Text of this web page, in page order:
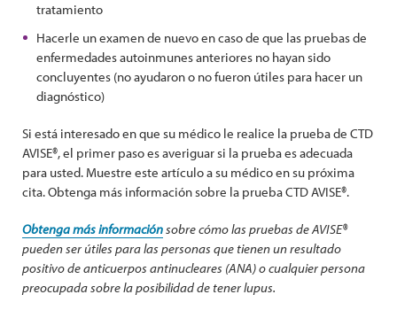
tratamiento
Hacerle un examen de nuevo en caso de que las pruebas de
enfermedades autoinmunes anteriores no hayan sido
concluyentes (no ayudaron o no fueron útiles para hacer un
diagnóstico)
Si está interesado en que su médico le realice la prueba de CTD
AVISE®, el primer paso es averiguar si la prueba es adecuada
para usted. Muestre este artículo a su médico en su próxima
cita. Obtenga más información sobre la prueba CTD AVISE®.
Obtenga más informaciónsobre cómo las pruebas de AVISE®
pueden ser útiles para las personas que tienen un resultado
positivo de anticuerpos antinucleares (ANA) o cualquier persona
preocupada sobre la posibilidad de tener lupus.